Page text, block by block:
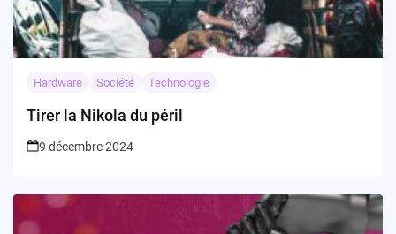
Hardware Société Technologie
Tirer la Nikola du péril
9 décembre 2024